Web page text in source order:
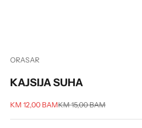
ORASAR
KAJSIJA SUHA
Sale price
KM 12,00 BAMRegular price
KM 15,00 BAM